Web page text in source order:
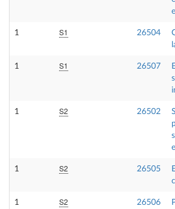
1 S1 26504
1 S1 26507
1 S2 26502
1 S2 26505
1 S2 26506